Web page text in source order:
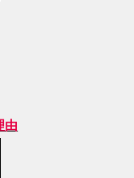
由